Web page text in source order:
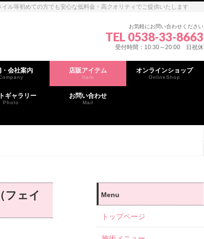
ル等初めての方でも安心な低料金・高クオリティでご提供いたします
お気軽にお問い合わせください
TEL 0538-33-8663
受付時間：10:30～20:00 日祝休
・会社案内 店販アイテム
Item
オンラインショップ
OnlineShop
ギャラリー
Photo
お問い合わせ
Mail
フェイ
Menu
トップページ